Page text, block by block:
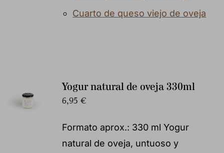
Cuarto de queso viejo de oveja
Yogur natural de oveja 330ml
6,95 €
Formato aprox.: 330 ml Yogur
natural de oveja, untuoso y